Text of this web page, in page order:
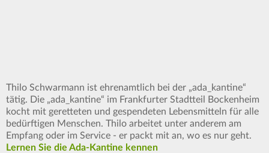
Thilo Schwarmann ist ehrenamtlich bei der „ada_kantine“
tätig. Die „ada_kantine“ im Frankfurter Stadtteil Bockenheim
kocht mit geretteten und gespendeten Lebensmitteln für alle
bedürftigen Menschen. Thilo arbeitet unter anderem am
Empfang oder im Service - er packt mit an, wo es nur geht.
Lernen Sie die Ada-Kantine kennen